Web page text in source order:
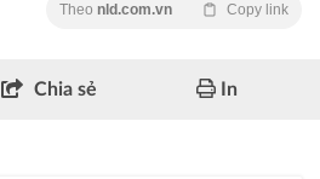
Theo nld.com.vn Copy link
Chia sẻ In